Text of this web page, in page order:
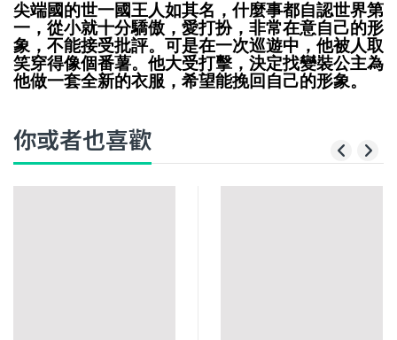
尖端國的世一國王人如其名，什麼事都自認世界第
一，從小就十分驕傲，愛打扮，非常在意自己的形
象，不能接受批評。可是在一次巡遊中，他被人取
笑穿得像個番薯。他大受打擊，決定找變裝公主為
他做一套全新的衣服，希望能挽回自己的形象。
你或者也喜歡